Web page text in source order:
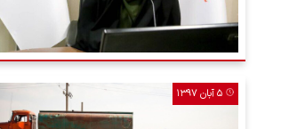
۵ آبان ۱۳۹۷